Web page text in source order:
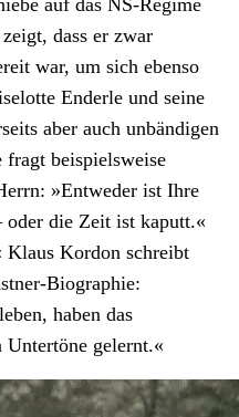
dass er zwar
war, um sich ebenso
Enderle und seine
aber auch unbändigen
beispielsweise
»Entweder ist Ihre
die Zeit ist kaputt.«
Kordon schreibt
Biographie:
haben das
Untertöne gelernt.«